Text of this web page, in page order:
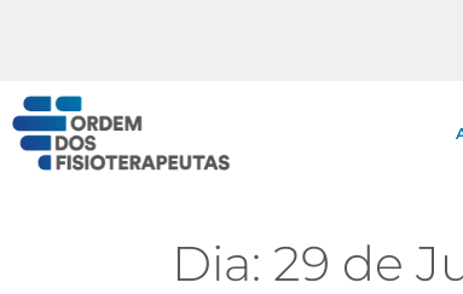
Dia: 29 de